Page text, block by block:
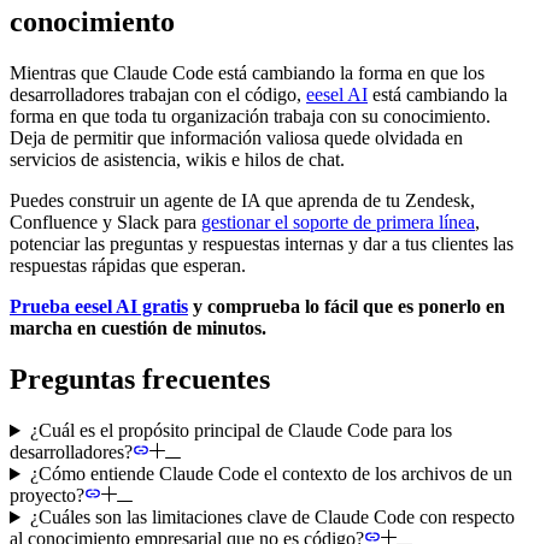
conocimiento
Mientras que Claude Code está cambiando la forma en que los
desarrolladores trabajan con el código, eesel AI está cambiando la
forma en que toda tu organización trabaja con su conocimiento.
Deja de permitir que información valiosa quede olvidada en
servicios de asistencia, wikis e hilos de chat.
Puedes construir un agente de IA que aprenda de tu Zendesk,
Confluence y Slack para gestionar el soporte de primera línea,
potenciar las preguntas y respuestas internas y dar a tus clientes las
respuestas rápidas que esperan.
Prueba eesel AI gratis y comprueba lo fácil que es ponerlo en
marcha en cuestión de minutos.
Preguntas frecuentes
¿Cuál es el propósito principal de Claude Code para los
desarrolladores?
¿Cómo entiende Claude Code el contexto de los archivos de un
proyecto?
¿Cuáles son las limitaciones clave de Claude Code con respecto
al conocimiento empresarial que no es código?